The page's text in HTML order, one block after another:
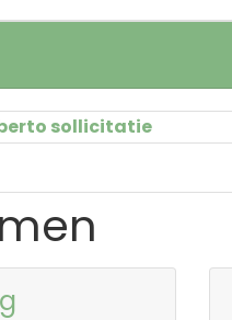
sollicitatie